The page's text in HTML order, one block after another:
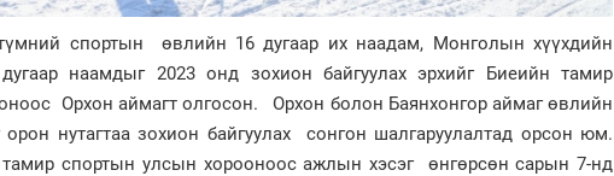
спортын өвлийн 16 дугаар их наадам, Монголын хүүхдийн
наамдыг 2023 онд зохион байгуулах эрхийг Биеийн тамир
Орхон аймагт олгосон. Орхон болон Баянхонгор аймаг өвлийн
нутагтаа зохион байгуулах сонгон шалгаруулалтад орсон юм.
спортын улсын хорооноос ажлын хэсэг өнгөрсөн сарын 7-нд